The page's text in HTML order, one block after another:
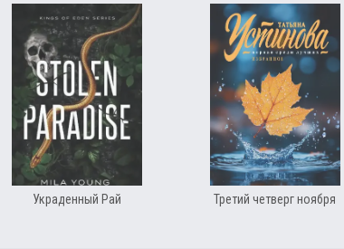
Украденный Рай Третий четверг ноября